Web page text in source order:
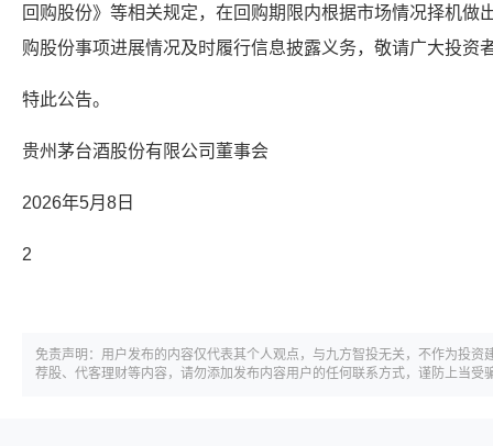
回购股份》等相关规定，在回购期限内根据市场情况择机做
购股份事项进展情况及时履行信息披露义务，敬请广大投资
特此公告。
贵州茅台酒股份有限公司董事会
2026年5月8日
2
免责声明：用户发布的内容仅代表其个人观点，与九方智投无关，不作为投
荐股、代客理财等内容，请勿添加发布内容用户的任何联系方式，谨防上当受